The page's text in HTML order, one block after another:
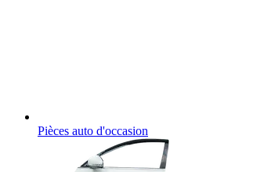
Pièces auto d'occasion